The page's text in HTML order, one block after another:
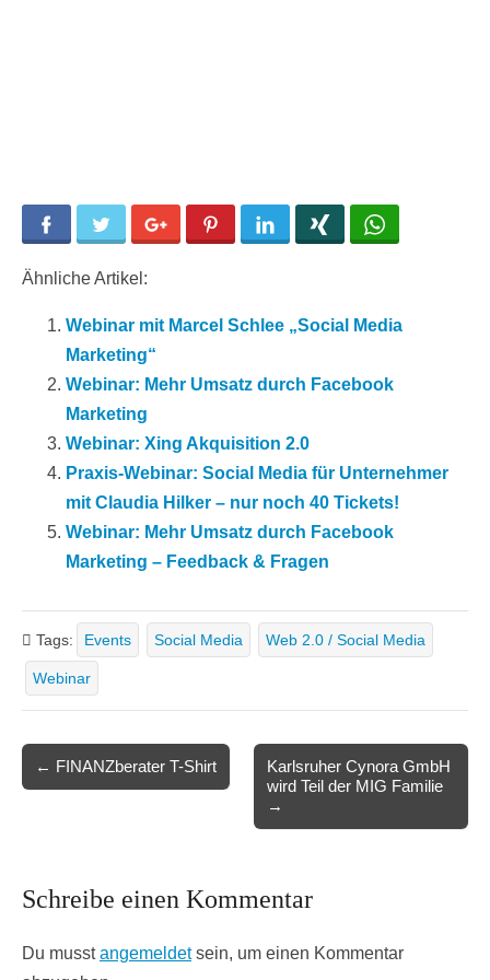
Facebook Twitter Google+ Pinterest LinkedIn
Ähnliche Artikel:
Webinar mit Marcel Schlee „Social Media
Marketing“
Webinar: Mehr Umsatz durch Facebook
Marketing
Webinar: Xing Akquisition 2.0
Praxis-Webinar: Social Media für Unternehmer
mit Claudia Hilker – nur noch 40 Tickets!
Webinar: Mehr Umsatz durch Facebook
Marketing – Feedback & Fragen
Tags: Events Social Media Web 2.0 / Social Media
Webinar
navigation
← FINANZberater T-Shirt
Karlsruher Cynora GmbH
wird Teil der MIG Familie
→
Schreibe einen Kommentar
Du musstangemeldetsein, um einen Kommentar